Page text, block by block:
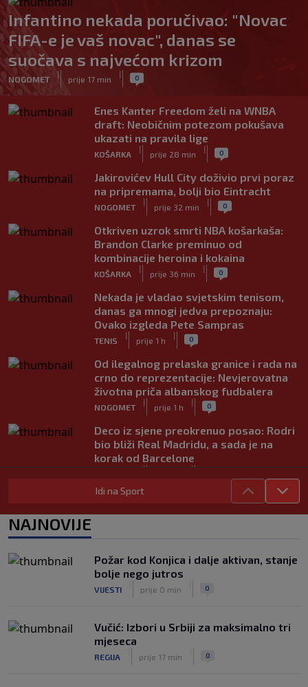
Infantino nekada poručivao: "Novac
FIFA-e je vaš novac", danas se
suočava s najvećom krizom
NOGOMET
|
prije 17 min
| 0
Enes Kanter Freedom želi na WNBA
draft: Neobičnim potezom pokušava
ukazati na pravila lige
KOŠARKA
|
prije 28 min
| 0
Jakirovićev Hull City doživio prvi poraz
na pripremama, bolji bio Eintracht
NOGOMET
|
prije 32 min
| 0
Otkriven uzrok smrti NBA košarkaša:
Brandon Clarke preminuo od
kombinacije heroina i kokaina
KOŠARKA
|
prije 36 min
| 0
Nekada je vladao svjetskim tenisom,
danas ga mnogi jedva prepoznaju:
Ovako izgleda Pete Sampras
TENIS
|
prije 1 h
| 0
Od ilegalnog prelaska granice i rada na
crno do reprezentacije: Nevjerovatna
životna priča albanskog fudbalera
NOGOMET
|
prije 1 h
| 0
Deco iz sjene preokrenuo posao: Rodri
bio bliži Real Madridu, a sada je na
korak od Barcelone
| |
River Plate napravio veliki posao:
Gasol savjetovao Wembanyamu:
Najopasniji je u reketu, ali mora
dodatno ojačati
Idi na Sport
NAJNOVIJE
Požar kod Konjica i dalje aktivan, stanje
bolje nego jutros
VIJESTI prije 0 min 0
Vučić: Izbori u Srbiji za maksimalno tri
mjeseca
REGIJA prije 17 min 0